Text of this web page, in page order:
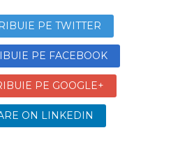
PE TWITTER
PE FACEBOOK
PE GOOGLE+
ON LINKEDIN